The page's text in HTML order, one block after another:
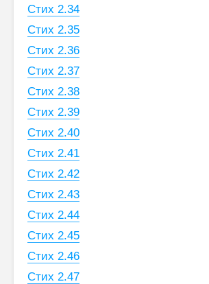
Стих 2.34
Стих 2.35
Стих 2.36
Стих 2.37
Стих 2.38
Стих 2.39
Стих 2.40
Стих 2.41
Стих 2.42
Стих 2.43
Стих 2.44
Стих 2.45
Стих 2.46
Стих 2.47